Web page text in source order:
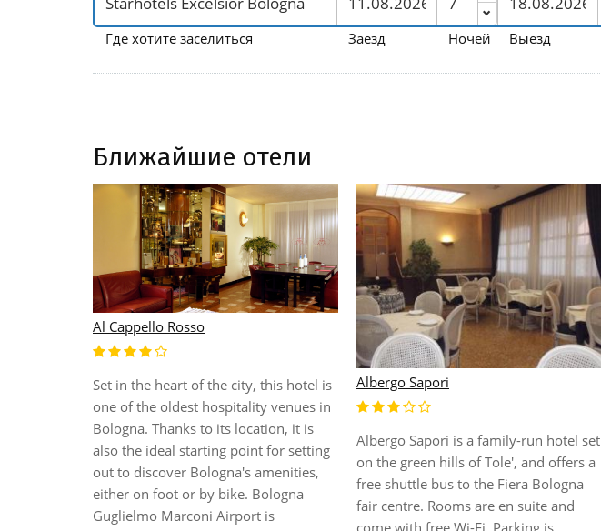
Где хотите заселиться Заезд Ночей Выезд
Ближайшие отели
Al Cappello Rosso
Set in the heart of the city, this hotel is
one of the oldest hospitality venues in
Bologna. Thanks to its location, it is
also the ideal starting point for setting
out to discover Bologna's amenities,
either on foot or by bike. Bologna
Guglielmo Marconi Airport is
Albergo Sapori
Albergo Sapori is a family-run hotel set
on the green hills of Tole', and offers a
free shuttle bus to the Fiera Bologna
fair centre. Rooms are en suite and
come with free Wi-Fi. Parking is